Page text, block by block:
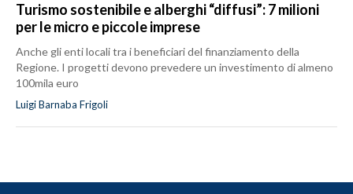
Turismo sostenibile e alberghi “diffusi”: 7 milioni
per le micro e piccole imprese
Anche gli enti locali tra i beneficiari del finanziamento della
Regione. I progetti devono prevedere un investimento di almeno
100mila euro
Luigi Barnaba Frigoli